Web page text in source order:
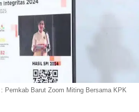
Pemkab Barut Zoom Miting Bersama KPK